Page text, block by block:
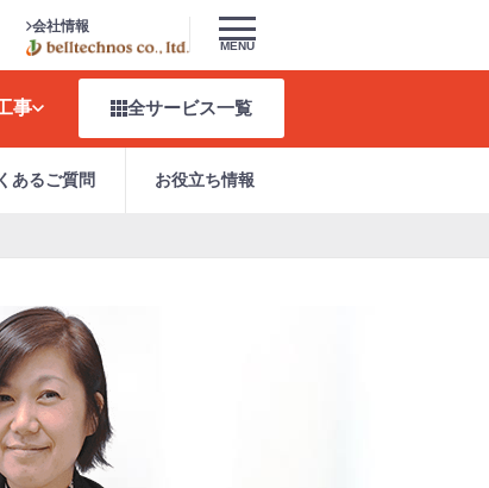
会社情報
MENU
事 全サービス一覧
あるご質問 お役立ち情報